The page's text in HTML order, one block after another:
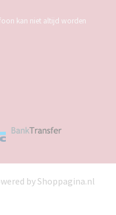
kan niet altijd worden
by Shoppagina.nl